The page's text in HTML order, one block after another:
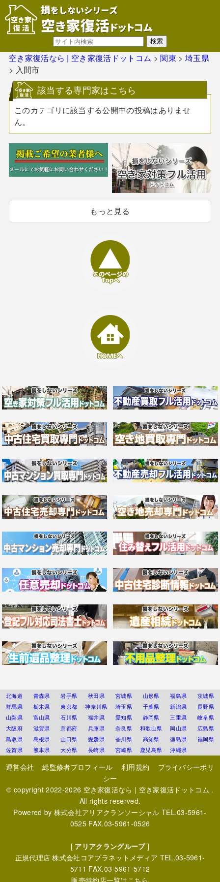
空き家復活なら | 空き家復活ドットコム >関東 > 埼玉県
> 入間市
該当する専門家はこちら
このカテゴリに該当する公開中の投稿はありませ
ん。
もっと見る
北海道 青森県 岩手県 秋田県 宮城県 山形県 福島県
茨城県
群馬県
栃木県 東京都 神奈川県 埼玉県 千葉県 新潟県
長野県
山梨県
富山県 石川県 福井県 愛知県 静岡県 三重県
岐阜県
大阪府
滋賀県 京都府 兵庫県 奈良県 和歌山県 岡山県
広島県
鳥取県
島根県 山口県 愛媛県 香川県 高知県 徳島県
福岡県
佐賀県
熊本県 大分県 長崎県 宮崎県 鹿児島県 沖縄県
運営会社 総監修者プロフィール 利用規約
プライバシーポリ
シー
© copyright 2022-2026 空き家復活なら | 空き家復活ドットコム .
All rights reserved.
Powered by 株式会社アリアクランソーシャル TEL.03-5961-
0525 FAX.03-5961-0526
[ アリアクラングループ]
正規代理店株式会社コアプラネットメディア TEL.03-5961-
5711 FAX.03-5961-5712
販売特約店一覧はこちら